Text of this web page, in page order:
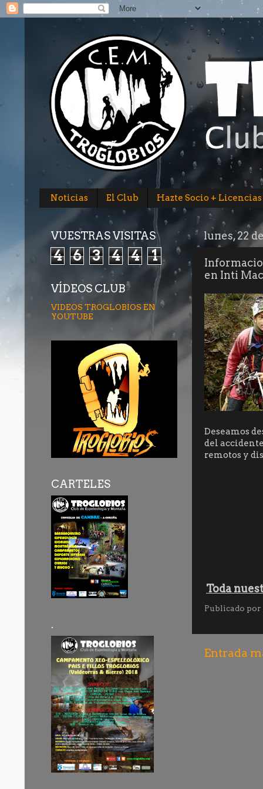
Noticias El Club Hazte Socio +
lunes, 22
en Inti
Deseamos
del
remotos y
Toda
Publicado por
Entrada
VUESTRAS VISITAS
4 6 3 4 4 1
VÍDEOS CLUB
VIDEOS TROGLOBIOS EN
YOUTUBE
CARTELES
.